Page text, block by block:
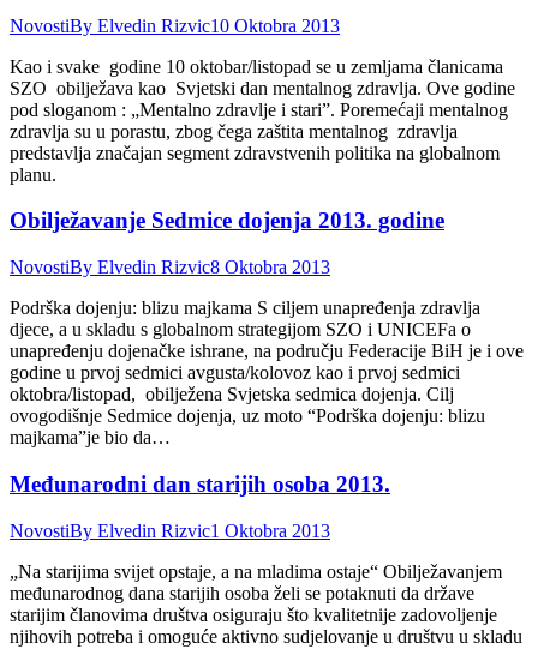
NovostiBy Elvedin Rizvic10 Oktobra 2013
Kao i svake godine 10 oktobar/listopad se u zemljama članicama
SZO obilježava kao Svjetski dan mentalnog zdravlja. Ove godine
pod sloganom : „Mentalno zdravlje i stari”. Poremećaji mentalnog
zdravlja su u porastu, zbog čega zaštita mentalnog zdravlja
predstavlja značajan segment zdravstvenih politika na globalnom
planu.
Obilježavanje Sedmice dojenja 2013. godine
NovostiBy Elvedin Rizvic8 Oktobra 2013
Podrška dojenju: blizu majkama S ciljem unapređenja zdravlja
djece, a u skladu s globalnom strategijom SZO i UNICEFa o
unapređenju dojenačke ishrane, na području Federacije BiH je i ove
godine u prvoj sedmici avgusta/kolovoz kao i prvoj sedmici
oktobra/listopad, obilježena Svjetska sedmica dojenja. Cilj
ovogodišnje Sedmice dojenja, uz moto “Podrška dojenju: blizu
majkama”je bio da…
Međunarodni dan starijih osoba 2013.
NovostiBy Elvedin Rizvic1 Oktobra 2013
„Na starijima svijet opstaje, a na mladima ostaje“ Obilježavanjem
međunarodnog dana starijih osoba želi se potaknuti da države
starijim članovima društva osiguraju što kvalitetnije zadovoljenje
njihovih potreba i omoguće aktivno sudjelovanje u društvu u skladu